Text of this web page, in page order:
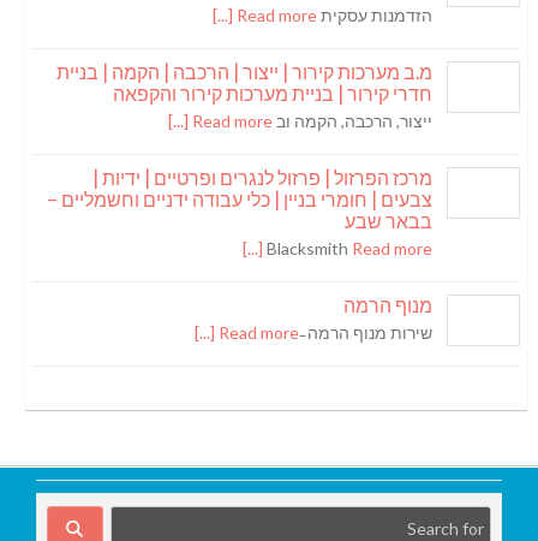
הזדמנות עסקיתRead more [...]
מ.ב מערכות קירור | ייצור | הרכבה | הקמה | בניית
חדרי קירור | בניית מערכות קירור והקפאה
ייצור, הרכבה, הקמה וב Read more [...]
מרכז הפרזול | פרזול לנגרים ופרטיים | ידיות |
צבעים | חומרי בניין | כלי עבודה ידניים וחשמליים –
בבאר שבע
Blacksmith Read more [...]
מנוף הרמה
שירות מנוף הרמה ̵Read more [...]